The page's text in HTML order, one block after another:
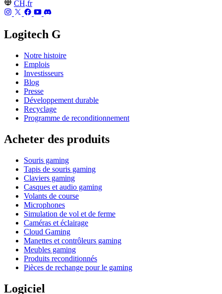
CH,fr
Logitech G
Notre histoire
Emplois
Investisseurs
Blog
Presse
Développement durable
Recyclage
Programme de reconditionnement
Acheter des produits
Souris gaming
Tapis de souris gaming
Claviers gaming
Casques et audio gaming
Volants de course
Microphones
Simulation de vol et de ferme
Caméras et éclairage
Cloud Gaming
Manettes et contrôleurs gaming
Meubles gaming
Produits reconditionnés
Pièces de rechange pour le gaming
Logiciel